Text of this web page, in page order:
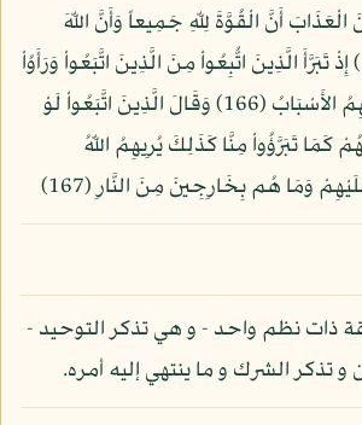
الْعَذَابَ أَنَّ الْقُوَّةَ لِلّهِ جَمِيعاً وَأَنَّ اللّهَ
شَدِيدُ الْعَذَابِ (165) إِذْ تَبَرَّأَ الَّذِينَ اتُّبِعُواْ مِنَ الَّذِينَ اتَّبَعُواْ وَرَأَوُاْ
الْعَذَابَ وَتَقَطَّعَتْ بِهِمُ الأَسْبَابُ (166) وَقَالَ الَّذِينَ اتَّبَعُواْ لَوْ
كَمَا تَبَرَّؤُواْ مِنَّا كَذَلِكَ يُرِيهِمُ اللّهُ
وَمَا هُم بِخَارِجِينَ مِنَ النَّارِ (167)
ذات نظم واحد - و هي تذكر التوحيد -
و تذكر الشرك و ما ينتهي إليه أمره.